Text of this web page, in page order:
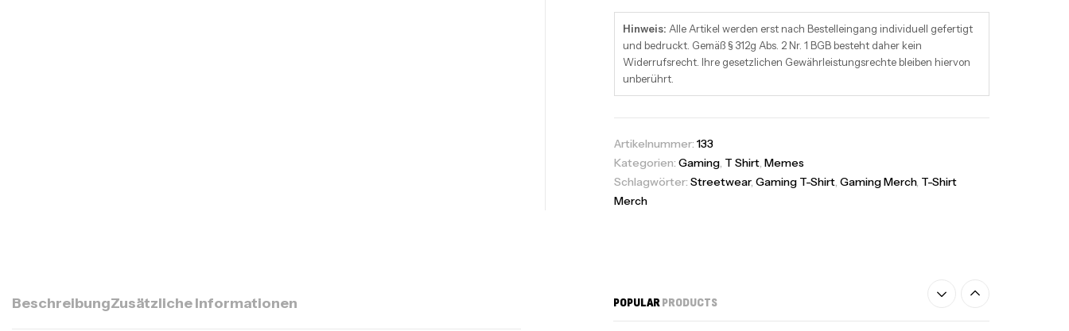
Hinweis: Alle Artikel werden erst nach Bestelleingang individuell gefertigt
und bedruckt. Gemäß § 312g Abs. 2 Nr. 1 BGB besteht daher kein
Widerrufsrecht. Ihre gesetzlichen Gewährleistungsrechte bleiben hiervon
unberührt.
Artikelnummer: 133
Kategorien: Gaming, T Shirt, Memes
Schlagwörter: Streetwear, Gaming T-Shirt, Gaming Merch, T-Shirt
Merch
BeschreibungZusätzliche Informationen POPULARPRODUCTS